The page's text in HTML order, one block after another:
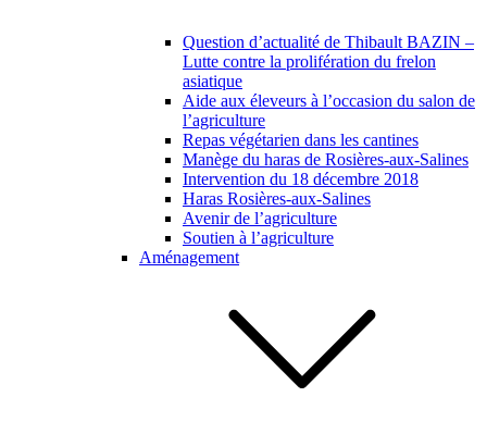
Question d’actualité de Thibault BAZIN –
Lutte contre la prolifération du frelon
asiatique
Aide aux éleveurs à l’occasion du salon de
l’agriculture
Repas végétarien dans les cantines
Manège du haras de Rosières-aux-Salines
Intervention du 18 décembre 2018
Haras Rosières-aux-Salines
Avenir de l’agriculture
Soutien à l’agriculture
Aménagement